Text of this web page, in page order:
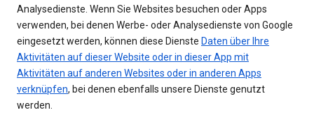
Analysedienste. Wenn Sie Websites besuchen oder Apps
verwenden, bei denen Werbe- oder Analysedienste von Google
eingesetzt werden, können diese Dienste Daten über Ihre
Aktivitäten auf dieser Website oder in dieser App mit
Aktivitäten auf anderen Websites oder in anderen Apps
verknüpfen, bei denen ebenfalls unsere Dienste genutzt
werden.